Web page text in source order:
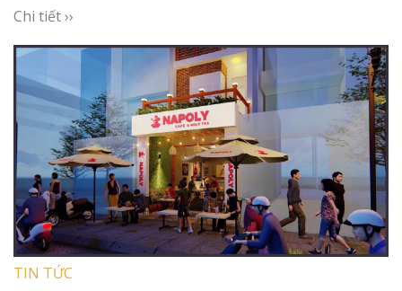
Chi tiết ››
TIN TỨC